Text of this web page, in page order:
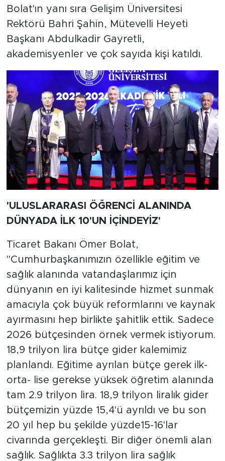
Bolat'ın yanı sıra Gelişim Üniversitesi
Rektörü Bahri Şahin, Mütevelli Heyeti
Başkanı Abdulkadir Gayretli,
akademisyenler ve çok sayıda kişi katıldı.
'ULUSLARARASI ÖĞRENCİ ALANINDA
DÜNYADA İLK 10'UN İÇİNDEYİZ'
Ticaret Bakanı Ömer Bolat,
"Cumhurbaşkanımızın özellikle eğitim ve
sağlık alanında vatandaşlarımız için
dünyanın en iyi kalitesinde hizmet sunmak
amacıyla çok büyük reformlarını ve kaynak
ayırmasını hep birlikte şahitlik ettik. Sadece
2026 bütçesinden örnek vermek istiyorum.
18,9 trilyon lira bütçe gider kalemimiz
planlandı. Eğitime ayrılan bütçe gerek ilk-
orta- lise gerekse yüksek öğretim alanında
tam 2.9 trilyon lira. 18,9 trilyon liralık gider
bütçemizin yüzde 15,4'ü ayrıldı ve bu son
20 yıl hep bu şekilde yüzde15-16'lar
civarında gerçekleşti. Bir diğer önemli alan
sağlık. Sağlıkta 3.3 trilyon lira sağlık